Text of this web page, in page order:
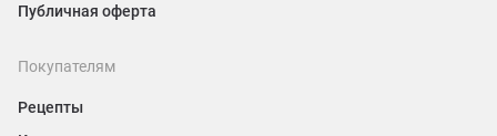
Публичная оферта
Покупателям
Рецепты